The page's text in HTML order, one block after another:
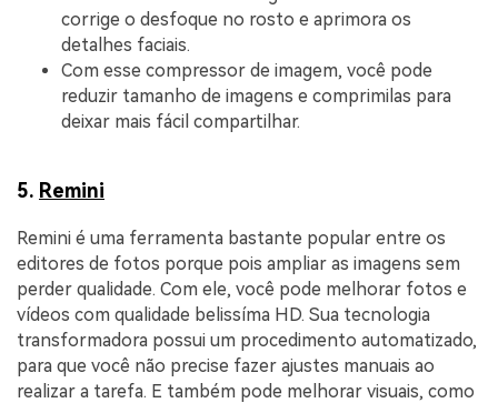
corrige o desfoque no rosto e aprimora os
detalhes faciais.
Com esse compressor de imagem, você pode
reduzir tamanho de imagens e comprimilas para
deixar mais fácil compartilhar.
5. Remini
Remini é uma ferramenta bastante popular entre os
editores de fotos porque pois ampliar as imagens sem
perder qualidade. Com ele, você pode melhorar fotos e
vídeos com qualidade belissíma HD. Sua tecnologia
transformadora possui um procedimento automatizado,
para que você não precise fazer ajustes manuais ao
realizar a tarefa. E também pode melhorar visuais, como